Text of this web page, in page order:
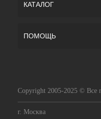
КАТАЛОГ
ПОМОЩЬ
Copyright 2005-2025 © Все
г. Москва